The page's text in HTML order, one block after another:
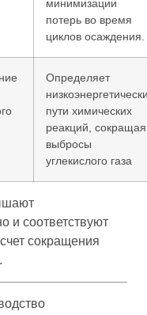
минимизации
потерь во время
циклов осаждения.
Определяет
пути химических
реакций, сокращая
выбросы
углекислого газа
и соответствуют
сокращения